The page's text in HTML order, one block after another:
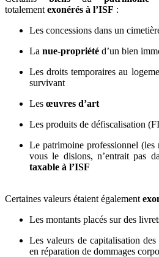
totalement exonérés à l’ISF :
Les concessions dans un
La nue-propriété d’un bien
Les droits temporaires au
survivant
Les œuvres d’art
Les produits de défiscalisation
Le patrimoine professionnel
vous le disions, n’entrait pas
taxable à l’ISF
Certaines valeurs étaient également
Les montants placés sur des
Les valeurs de capitalisation
en réparation de dommages